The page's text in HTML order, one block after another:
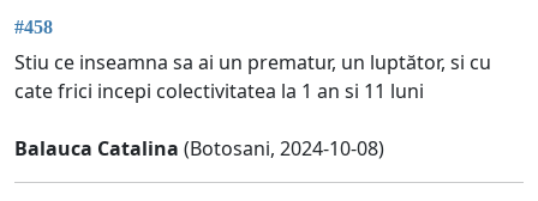
#458
Stiu ce inseamna sa ai un prematur, un luptător, si cu
cate frici incepi colectivitatea la 1 an si 11 luni
Balauca Catalina (Botosani, 2024-10-08)